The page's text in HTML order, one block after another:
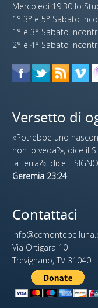
Mercoledi 19:30 lo
1° 3° e 5° Sabato
1° e 3° Sabato
2° e 4° Sabato
Versetto di
«Potrebbe uno
non lo veda?», dice il
la terra?», dice il
Geremia 23:24
Contattaci
Via Ortigara 10
Trevignano, TV 31040